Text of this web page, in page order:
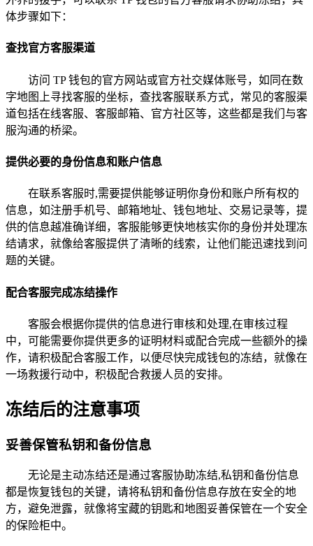
体步骤如下：
查找官方客服渠道
访问 TP 钱包的官方网站或官方社交媒体账号，如同在数
字地图上寻找客服的坐标，查找客服联系方式，常见的客服渠
道包括在线客服、客服邮箱、官方社区等，这些都是我们与客
服沟通的桥梁。
提供必要的身份信息和账户信息
在联系客服时,需要提供能够证明你身份和账户所有权的
信息，如注册手机号、邮箱地址、钱包地址、交易记录等，提
供的信息越准确详细，客服能够更快地核实你的身份并处理冻
结请求，就像给客服提供了清晰的线索，让他们能迅速找到问
题的关键。
配合客服完成冻结操作
客服会根据你提供的信息进行审核和处理,在审核过程
中，可能需要你提供更多的证明材料或配合完成一些额外的操
作，请积极配合客服工作，以便尽快完成钱包的冻结，就像在
一场救援行动中，积极配合救援人员的安排。
冻结后的注意事项
妥善保管私钥和备份信息
无论是主动冻结还是通过客服协助冻结,私钥和备份信息
都是恢复钱包的关键，请将私钥和备份信息存放在安全的地
方，避免泄露，就像将宝藏的钥匙和地图妥善保管在一个安全
的保险柜中。